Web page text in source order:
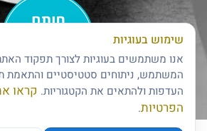
חותם האמינות של דן אנד
שימוש בעוגיות
אנו משתמשים בעוגיות לצורך תפקוד
המשתמש, ניתוחים סטטיסטיים והתאמת
העדפות ולהתאים את הקטגוריות. קראו
הפרטיות.